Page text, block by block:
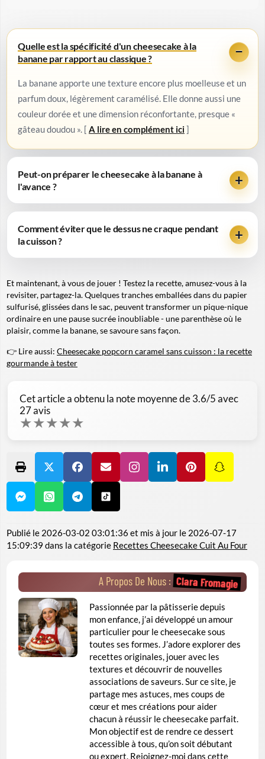
Quelle est la spécificité d'un cheesecake à la
banane par rapport au classique ?
La banane apporte une texture encore plus moelleuse et un
parfum doux, légèrement caramélisé. Elle donne aussi une
couleur dorée et une dimension réconfortante, presque «
gâteau doudou ». [ A lire en complément ici]
Peut-on préparer le cheesecake à la banane à
l'avance ?
Comment éviter que le dessus ne craque pendant
la cuisson ?
Et maintenant, à vous de jouer ! Testez la recette, amusez-vous à la
revisiter, partagez-la. Quelques tranches emballées dans du papier
sulfurisé, glissées dans le sac, peuvent transformer un pique-nique
ordinaire en une pause sucrée inoubliable - une parenthèse où le
plaisir, comme la banane, se savoure sans façon.
👉 Lire aussi: Cheesecake popcorn caramel sans cuisson : la recette
gourmande à tester
Cet article a obtenu la note moyenne de3.6/5 avec
27avis
★★★★★
Publié le 2026-03-02 03:01:36 et mis à jour le 2026-07-17
15:09:39 dans la catégorie Recettes Cheesecake Cuit Au Four
A Propos De Nous : Clara Fromagie
Passionnée par la pâtisserie depuis
mon enfance, j’ai développé un amour
particulier pour le cheesecake sous
toutes ses formes. J’adore explorer des
recettes originales, jouer avec les
textures et découvrir de nouvelles
associations de saveurs. Sur ce site, je
partage mes astuces, mes coups de
cœur et mes créations pour aider
chacun à réussir le cheesecake parfait.
Mon objectif est de rendre ce dessert
accessible à tous, qu’on soit débutant
ou expert. Rejoignez-moi dans cette